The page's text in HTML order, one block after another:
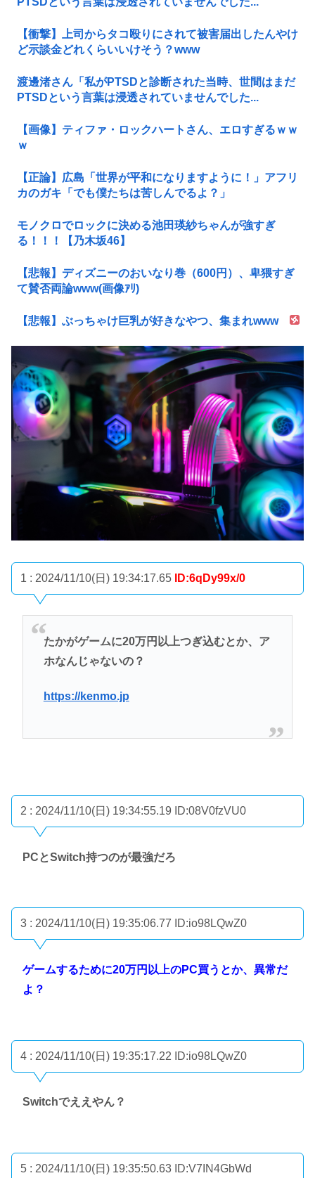
【衝撃】上司からタコ殴りにされて被害届出したんやけ
ど示談金どれくらいいけそう？www
渡邊渚さん「私がPTSDと診断された当時、世間はまだ
PTSDという言葉は浸透されていませんでした...
【画像】ティファ・ロックハートさん、エロすぎるｗｗ
ｗ
【正論】広島「世界が平和になりますように！」アフリ
カのガキ「でも僕たちは苦しんでるよ？」
モノクロでロックに決める池田瑛紗ちゃんが強すぎ
る！！！【乃木坂46】
【悲報】ディズニーのおいなり巻（600円）、卑猥すぎ
て賛否両論www(画像ｱﾘ)
【悲報】ぶっちゃけ巨乳が好きなやつ、集まれwww
1 : 2024/11/10(日) 19:34:17.65 ID:6qDy99x/0
たかがゲームに20万円以上つぎ込むとか、ア
ホなんじゃないの？
https://kenmo.jp
2 : 2024/11/10(日) 19:34:55.19 ID:08V0fzVU0
PCとSwitch持つのが最強だろ
3 : 2024/11/10(日) 19:35:06.77 ID:io98LQwZ0
ゲームするために20万円以上のPC買うとか、異常だ
よ？
4 : 2024/11/10(日) 19:35:17.22 ID:io98LQwZ0
Switchでええやん？
5 : 2024/11/10(日) 19:35:50.63 ID:V7IN4GbWd